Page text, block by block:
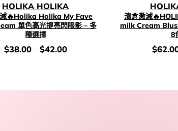
HOLIKA HOLIKA
🔥Holika Holika My Fave
單色高光提亮閃眼影 – 多
種選擇
價
錢：
$38.00–$42.00
清倉激減
milk Cream
8
價
錢：
$